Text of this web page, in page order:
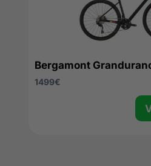
Bergamont
1499€